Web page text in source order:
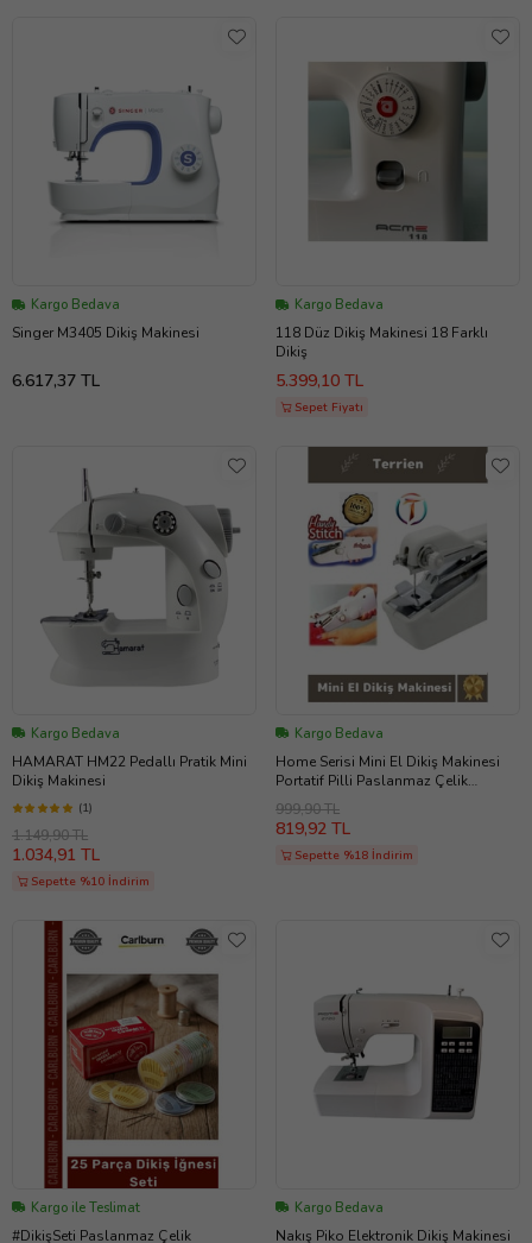
Kargo Bedava
Singer M3405 Dikiş Makinesi
6.617,37 TL
Kargo Bedava
118 Düz Dikiş Makinesi 18 Farklı
Dikiş
5.399,10 TL
Sepet Fiyatı
Kargo Bedava
HAMARAT HM22 Pedallı Pratik Mini
Dikiş Makinesi
(1)
1.149,90 TL
1.034,91 TL
Sepette %10 İndirim
Kargo Bedava
Home Serisi Mini El Dikiş Makinesi
Portatif Pilli Paslanmaz Çelik
Malzeme Her Kumaş Dikimine Uygun
999,90 TL
819,92 TL
Sepette %18 İndirim
Kargo ile Teslimat
#DikişSeti Paslanmaz Çelik
Kargo Bedava
Nakış Piko Elektronik Dikiş Makinesi